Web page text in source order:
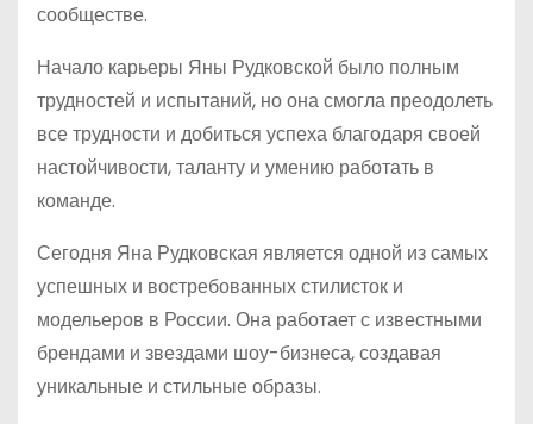
сообществе.
Начало карьеры Яны Рудковской было полным
трудностей и испытаний, но она смогла преодолеть
все трудности и добиться успеха благодаря своей
настойчивости, таланту и умению работать в
команде.
Сегодня Яна Рудковская является одной из самых
успешных и востребованных стилисток и
модельеров в России. Она работает с известными
брендами и звездами шоу-бизнеса, создавая
уникальные и стильные образы.